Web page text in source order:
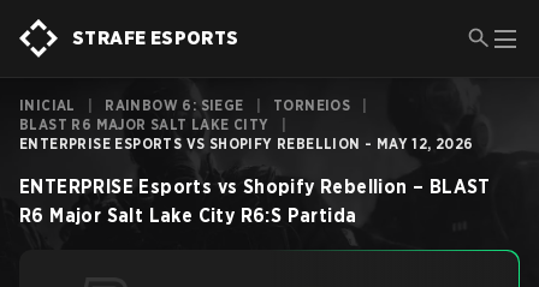
STRAFE ESPORTS
INICIAL RAINBOW 6: SIEGE TORNEIOS
BLAST R6 MAJOR SALT LAKE CITY
ENTERPRISE ESPORTS VS SHOPIFY REBELLION - MAY 12, 2026
ENTERPRISE Esports vs Shopify Rebellion – BLAST
R6 Major Salt Lake City R6:S Partida